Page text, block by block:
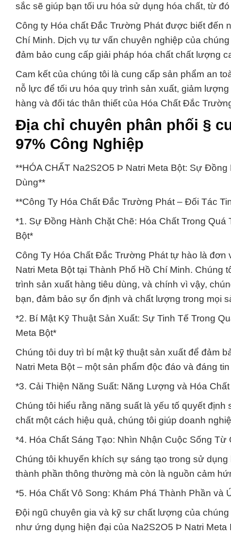
sắc sẽ giúp bạn tối ưu hóa sử dụng hóa chất, từ
Công ty Hóa chất Đắc Trường Phát được biết đến
Chí Minh. Dịch vụ tư vấn chuyên nghiệp của
đảm bảo cung cấp giải pháp hóa chất chất lượng
Cam kết của chúng tôi là cung cấp sản phẩm an
nỗ lực để tối ưu hóa quy trình sản xuất, giảm
hàng và đối tác thân thiết của Hóa Chất Đắc
Địa chỉ chuyên phân phối §
97% Công Nghiệp
**HÓA CHẤT Na2S2O5 Þ Natri Meta Bột: Sự
Dùng**
**Công Ty Hóa Chất Đắc Trường Phát – Đối Tác
*1. Sự Đồng Hành Chặt Chẽ: Hóa Chất Trong
Bột*
Công Ty Hóa Chất Đắc Trường Phát tự hào là
Natri Meta Bột tại Thành Phố Hồ Chí Minh. Chúng
trình sản xuất hàng tiêu dùng, và chính vì vậy,
bạn, đảm bảo sự ổn định và chất lượng trong mọi
*2. Bí Mật Kỹ Thuật Sản Xuất: Sự Tinh Tế Trong
Meta Bột*
Chúng tôi duy trì bí mật kỹ thuật sản xuất để đảm
Natri Meta Bột – một sản phẩm độc đáo và đáng
*3. Cải Thiện Năng Suất: Năng Lượng và Hóa
Chúng tôi hiểu rằng năng suất là yếu tố quyết
chất một cách hiệu quả, chúng tôi giúp doanh
*4. Hóa Chất Sáng Tạo: Nhìn Nhận Cuộc Sống
Chúng tôi khuyến khích sự sáng tạo trong sử
thành phần thông thường mà còn là nguồn cảm
*5. Hóa Chất Vô Song: Khám Phá Thành Phần
Đội ngũ chuyên gia và kỹ sư chất lượng của
như ứng dụng hiện đại của Na2S2O5 Þ Natri